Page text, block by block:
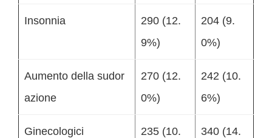
Insonnia
290 (12.
9%)
204 (9.
0%)
Aumento della sudor
azione
270 (12.
0%)
242 (10.
6%)
Ginecologici
235 (10.
340 (14.